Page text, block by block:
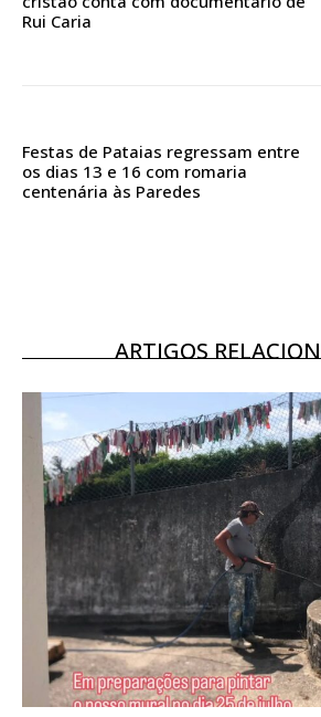
Acesso aos conteúdos
Escolha o plano
16€
12 meses
Acesso ao conteúdo online
Acesso aos conteúdos
assinantes
Ofertas para assinatura anual
Escolha o plano
Rui Caria
Festas de Pataias regressam entre
os dias 13 e 16 com romaria
centenária às Paredes
ARTIGOS